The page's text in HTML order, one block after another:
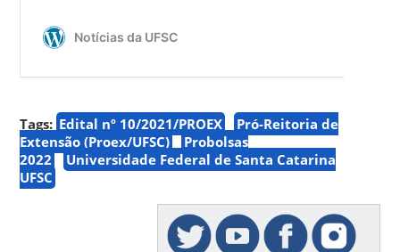
Tags: Edital nº 10/2021/PROEX
Pró-Reitoria de
Extensão (Proex/UFSC)
Probolsas
2022
Universidade Federal de Santa Catarina
UFSC